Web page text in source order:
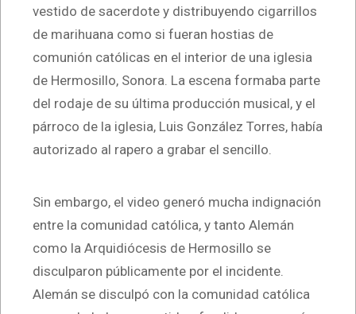
vestido de sacerdote y distribuyendo cigarrillos
de marihuana como si fueran hostias de
comunión católicas en el interior de una iglesia
de Hermosillo, Sonora. La escena formaba parte
del rodaje de su última producción musical, y el
párroco de la iglesia, Luis González Torres, había
autorizado al rapero a grabar el sencillo.
Sin embargo, el video generó mucha indignación
entre la comunidad católica, y tanto Alemán
como la Arquidiócesis de Hermosillo se
disculparon públicamente por el incidente.
Alemán se disculpó con la comunidad católica